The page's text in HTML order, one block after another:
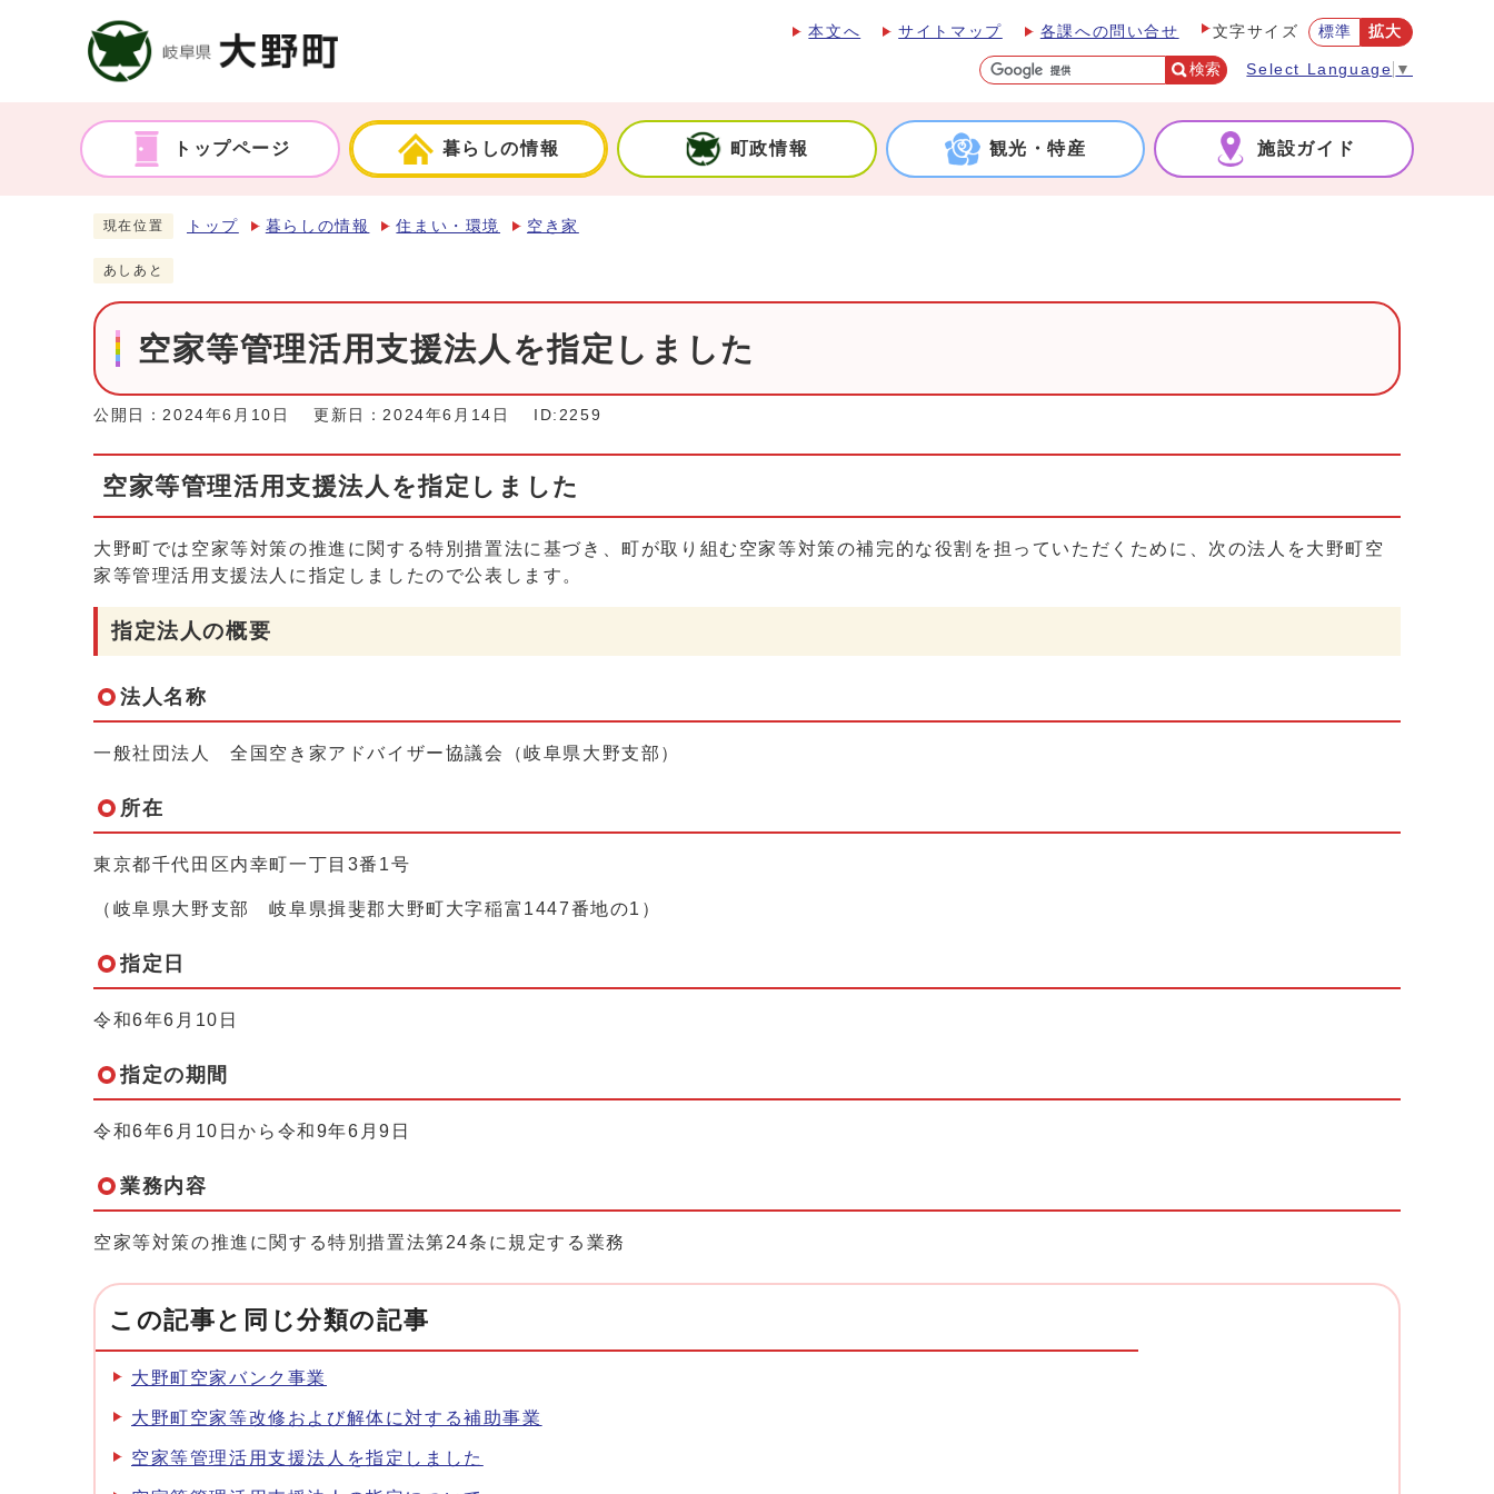
本文へ サイトマップ 各課への問い合せ 文字サイズ 標準 拡大
検索 Select Language ▼
トップページ 暮らしの情報 町政情報 観光・特産 施設ガイド
現在位置 トップ 暮らしの情報 住まい・環境 空き家
あしあと
空家等管理活用支援法人を指定しました
公開日：2024年6月10日 更新日：2024年6月14日 ID:2259
空家等管理活用支援法人を指定しました
大野町では空家等対策の推進に関する特別措置法に基づき、町が取り組む空家等対策の補完的な役割を担っていただくために、次の法人を大野町空
家等管理活用支援法人に指定しましたので公表します。
指定法人の概要
法人名称
一般社団法人 全国空き家アドバイザー協議会（岐阜県大野支部）
所在
東京都千代田区内幸町一丁目3番1号
（岐阜県大野支部 岐阜県揖斐郡大野町大字稲富1447番地の1）
指定日
令和6年6月10日
指定の期間
令和6年6月10日から令和9年6月9日
業務内容
空家等対策の推進に関する特別措置法第24条に規定する業務
この記事と同じ分類の記事
大野町空家バンク事業
大野町空家等改修および解体に対する補助事業
空家等管理活用支援法人を指定しました